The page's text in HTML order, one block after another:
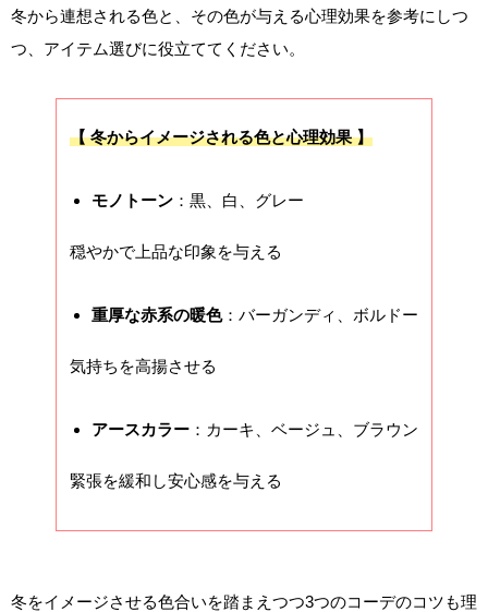
冬から連想される色と、その色が与える心理効果を参考にしつ
つ、アイテム選びに役立ててください。
【 冬からイメージされる色と心理効果 】
モノトーン ：黒、白、グレー
穏やかで上品な印象を与える
重厚な赤系の暖色：バーガンディ、ボルドー
気持ちを高揚させる
アースカラー ：カーキ、ベージュ、ブラウン
緊張を緩和し安心感を与える
冬をイメージさせる色合いを踏まえつつ3つのコーデのコツも理